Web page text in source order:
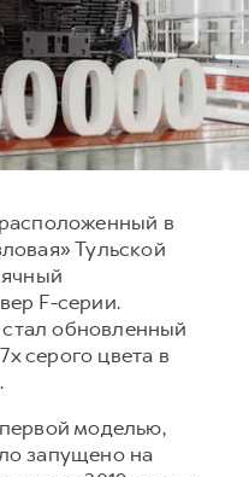
X
3 499 000 ₽
3 599 000 ₽
в
Тульской
F-серии.
обновленный
серого цвета в
моделью,
запущено на